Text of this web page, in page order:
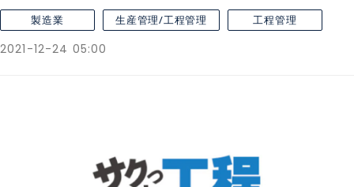
製造業 生産管理/工程管理 工程管理
2021-12-24 05:00